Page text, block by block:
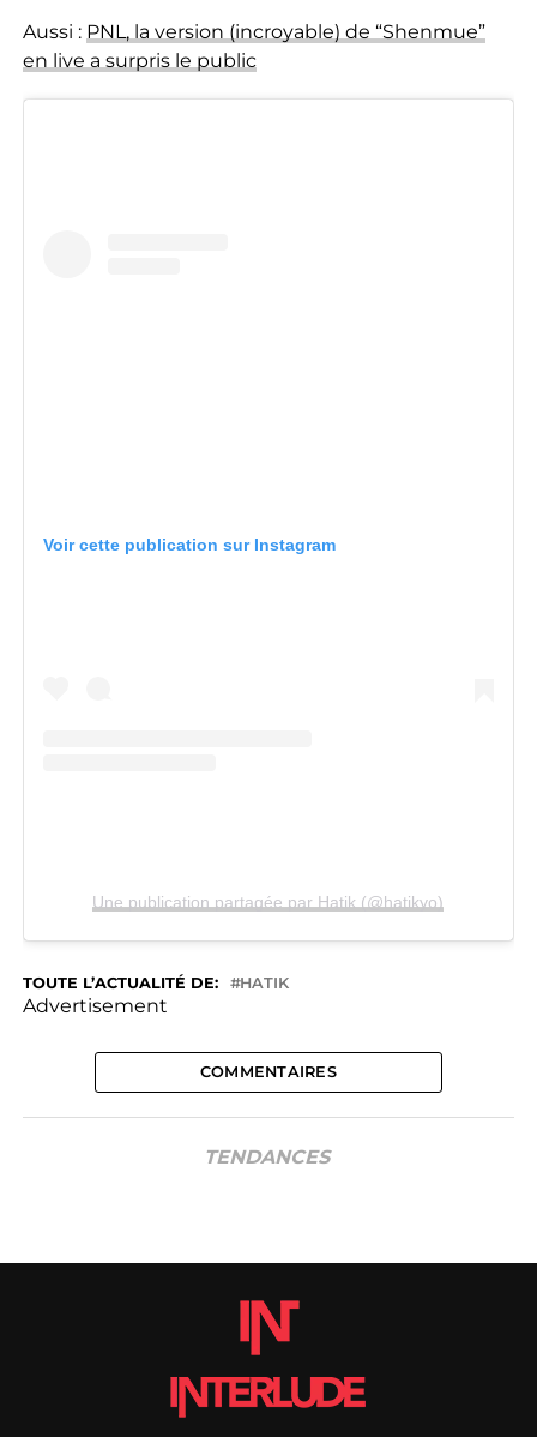
Aussi : PNL, la version (incroyable) de “Shenmue”
en live a surpris le public
Voir cette publication sur Instagram
Une publication partagée par Hatik (@hatikyo)
TOUTE L’ACTUALITÉ DE: HATIK
Advertisement
COMMENTAIRES
TENDANCES